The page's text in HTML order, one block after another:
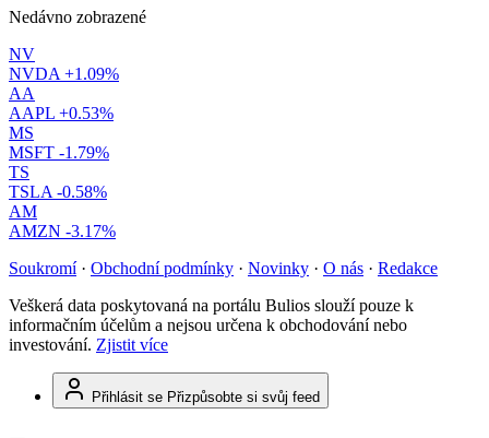
Nedávno zobrazené
NV
NVDA +1.09%
AA
AAPL +0.53%
MS
MSFT -1.79%
TS
TSLA -0.58%
AM
AMZN -3.17%
Soukromí · Obchodní podmínky · Novinky · O nás · Redakce
Veškerá data poskytovaná na portálu Bulios slouží pouze k
informačním účelům a nejsou určena k obchodování nebo
investování. Zjistit více
Přihlásit se Přizpůsobte si svůj feed